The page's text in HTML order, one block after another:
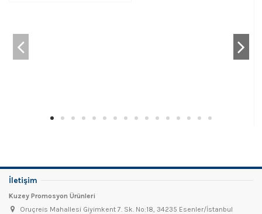
İletişim
Kuzey Promosyon Ürünleri
Oruçreis Mahallesi Giyimkent 7. Sk. No:18, 34235 Esenler/İstanbul